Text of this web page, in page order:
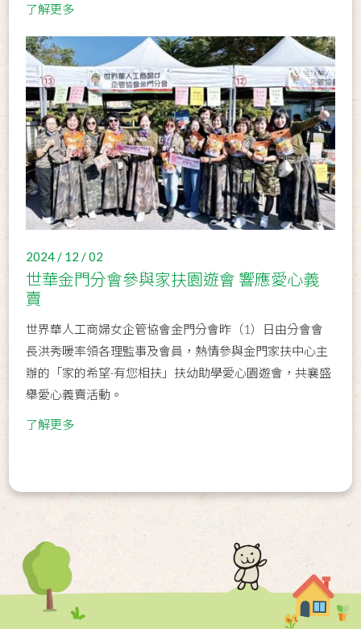
了解更多
2024 / 12 / 02
世華金門分會參與家扶園遊會 響應愛心義
賣
世界華人工商婦女企管協會金門分會昨（1）日由分會會
長洪秀暖率領各理監事及會員，熱情參與金門家扶中心主
辦的「家的希望·有您相扶」扶幼助學愛心園遊會，共襄盛
舉愛心義賣活動。
了解更多